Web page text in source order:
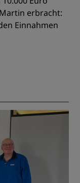
erbracht:
Einnahmen